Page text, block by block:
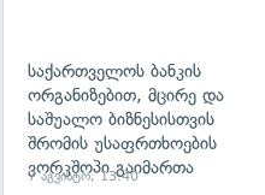
საქართველოს ბანკის
ორგანიზებით, მცირე და
საშუალო ბიზნესისთვის
შრომის უსაფრთხოების
ვორკშოპი გაიმართა
7 აგვისტო, 13:40